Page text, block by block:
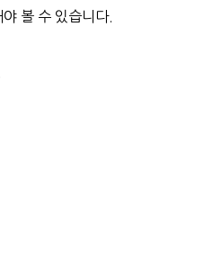
볼 수 있습니다.